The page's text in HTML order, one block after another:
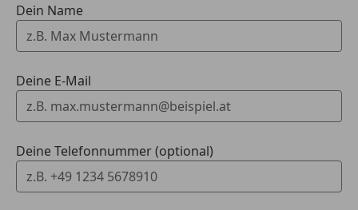
Sprachsteuerung
Touchscreen
Porsche InnoDrive inkl. aktive Spurführung
Wenn wir Ihr Interesse geweckt haben, dann können
Sie sich gerne telefonisch melden.
Irrtümer und Zwischenverkauf vorbehalten
Dein Name
Deine E-Mail
Deine Telefonnummer (optional)